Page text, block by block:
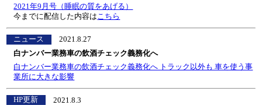
2021年9月号（睡眠の質をあげる）
今までに配信した内容はこちら
ニュース
2021.8.27
白ナンバー業務車の飲酒チェック義務化へ
白ナンバー業務車の飲酒チェック義務化へ トラック以外も 車を使う事
業所に大きな影響
HP更新
2021.8.3